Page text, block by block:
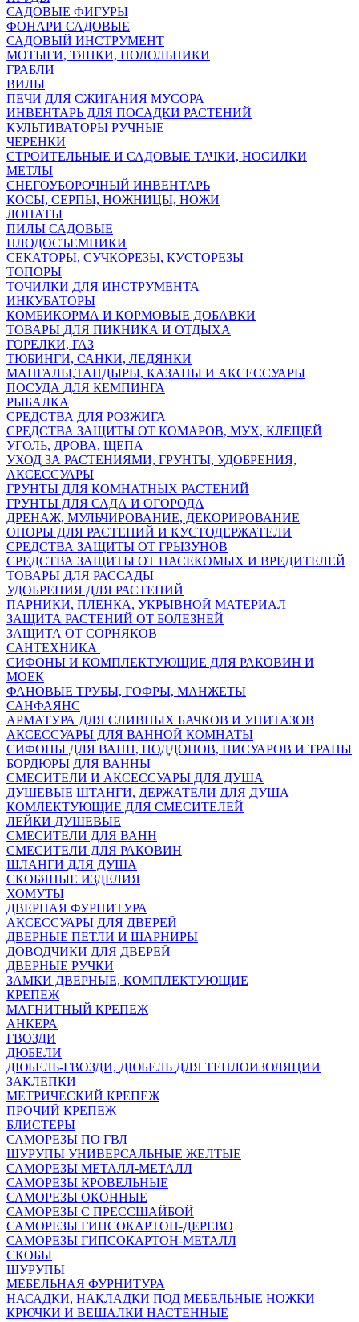
САДОВЫЕ ФИГУРЫ
ФОНАРИ САДОВЫЕ
САДОВЫЙ ИНСТРУМЕНТ
МОТЫГИ, ТЯПКИ, ПОЛОЛЬНИКИ
ГРАБЛИ
ВИЛЫ
ПЕЧИ ДЛЯ СЖИГАНИЯ МУСОРА
ИНВЕНТАРЬ ДЛЯ ПОСАДКИ РАСТЕНИЙ
КУЛЬТИВАТОРЫ РУЧНЫЕ
ЧЕРЕНКИ
СТРОИТЕЛЬНЫЕ И САДОВЫЕ ТАЧКИ, НОСИЛКИ
МЕТЛЫ
СНЕГОУБОРОЧНЫЙ ИНВЕНТАРЬ
КОСЫ, СЕРПЫ, НОЖНИЦЫ, НОЖИ
ЛОПАТЫ
ПИЛЫ САДОВЫЕ
ПЛОДОСЪЕМНИКИ
СЕКАТОРЫ, СУЧКОРЕЗЫ, КУСТОРЕЗЫ
ТОПОРЫ
ТОЧИЛКИ ДЛЯ ИНСТРУМЕНТА
ИНКУБАТОРЫ
КОМБИКОРМА И КОРМОВЫЕ ДОБАВКИ
ТОВАРЫ ДЛЯ ПИКНИКА И ОТДЫХА
ГОРЕЛКИ, ГАЗ
ТЮБИНГИ, САНКИ, ЛЕДЯНКИ
МАНГАЛЫ,ТАНДЫРЫ, КАЗАНЫ И АКСЕССУАРЫ
ПОСУДА ДЛЯ КЕМПИНГА
РЫБАЛКА
СРЕДСТВА ДЛЯ РОЗЖИГА
СРЕДСТВА ЗАЩИТЫ ОТ КОМАРОВ, МУХ, КЛЕЩЕЙ
УГОЛЬ, ДРОВА, ЩЕПА
УХОД ЗА РАСТЕНИЯМИ, ГРУНТЫ, УДОБРЕНИЯ,
АКСЕССУАРЫ
ГРУНТЫ ДЛЯ КОМНАТНЫХ РАСТЕНИЙ
ГРУНТЫ ДЛЯ САДА И ОГОРОДА
ДРЕНАЖ, МУЛЬЧИРОВАНИЕ, ДЕКОРИРОВАНИЕ
ОПОРЫ ДЛЯ РАСТЕНИЙ И КУСТОДЕРЖАТЕЛИ
СРЕДСТВА ЗАЩИТЫ ОТ ГРЫЗУНОВ
СРЕДСТВА ЗАЩИТЫ ОТ НАСЕКОМЫХ И ВРЕДИТЕЛЕЙ
ТОВАРЫ ДЛЯ РАССАДЫ
УДОБРЕНИЯ ДЛЯ РАСТЕНИЙ
ПАРНИКИ, ПЛЕНКА, УКРЫВНОЙ МАТЕРИАЛ
ЗАЩИТА РАСТЕНИЙ ОТ БОЛЕЗНЕЙ
ЗАЩИТА ОТ СОРНЯКОВ
САНТЕХНИКА
СИФОНЫ И КОМПЛЕКТУЮЩИЕ ДЛЯ РАКОВИН И
МОЕК
ФАНОВЫЕ ТРУБЫ, ГОФРЫ, МАНЖЕТЫ
САНФАЯНС
АРМАТУРА ДЛЯ СЛИВНЫХ БАЧКОВ И УНИТАЗОВ
АКСЕССУАРЫ ДЛЯ ВАННОЙ КОМНАТЫ
СИФОНЫ ДЛЯ ВАНН, ПОДДОНОВ, ПИСУАРОВ И ТРАПЫ
БОРДЮРЫ ДЛЯ ВАННЫ
СМЕСИТЕЛИ И АКСЕССУАРЫ ДЛЯ ДУША
ДУШЕВЫЕ ШТАНГИ, ДЕРЖАТЕЛИ ДЛЯ ДУША
КОМЛЕКТУЮЩИЕ ДЛЯ СМЕСИТЕЛЕЙ
ЛЕЙКИ ДУШЕВЫЕ
СМЕСИТЕЛИ ДЛЯ ВАНН
СМЕСИТЕЛИ ДЛЯ РАКОВИН
ШЛАНГИ ДЛЯ ДУША
СКОБЯНЫЕ ИЗДЕЛИЯ
ХОМУТЫ
ДВЕРНАЯ ФУРНИТУРА
АКСЕССУАРЫ ДЛЯ ДВЕРЕЙ
ДВЕРНЫЕ ПЕТЛИ И ШАРНИРЫ
ДОВОДЧИКИ ДЛЯ ДВЕРЕЙ
ДВЕРНЫЕ РУЧКИ
ЗАМКИ ДВЕРНЫЕ, КОМПЛЕКТУЮЩИЕ
КРЕПЕЖ
МАГНИТНЫЙ КРЕПЕЖ
АНКЕРА
ГВОЗДИ
ДЮБЕЛИ
ДЮБЕЛЬ-ГВОЗДИ, ДЮБЕЛЬ ДЛЯ ТЕПЛОИЗОЛЯЦИИ
ЗАКЛЕПКИ
МЕТРИЧЕСКИЙ КРЕПЕЖ
ПРОЧИЙ КРЕПЕЖ
БЛИСТЕРЫ
САМОРЕЗЫ ПО ГВЛ
ШУРУПЫ УНИВЕРСАЛЬНЫЕ ЖЕЛТЫЕ
САМОРЕЗЫ МЕТАЛЛ-МЕТАЛЛ
САМОРЕЗЫ КРОВЕЛЬНЫЕ
САМОРЕЗЫ ОКОННЫЕ
САМОРЕЗЫ С ПРЕССШАЙБОЙ
САМОРЕЗЫ ГИПСОКАРТОН-ДЕРЕВО
САМОРЕЗЫ ГИПСОКАРТОН-МЕТАЛЛ
СКОБЫ
ШУРУПЫ
МЕБЕЛЬНАЯ ФУРНИТУРА
НАСАДКИ, НАКЛАДКИ ПОД МЕБЕЛЬНЫЕ НОЖКИ
КРЮЧКИ И ВЕШАЛКИ НАСТЕННЫЕ